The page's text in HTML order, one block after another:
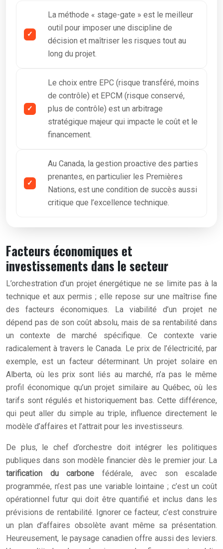
La méthode « stage-gate » est le meilleur
outil pour imposer une discipline de
décision et maîtriser les risques tout au
long du projet.
Le choix entre EPC (risque transféré, moins
de contrôle) et EPCM (risque conservé,
plus de contrôle) est un arbitrage
stratégique majeur qui impacte le coût et le
financement.
Au Canada, la gestion proactive des parties
prenantes, en particulier les Premières
Nations, est une condition de succès aussi
critique que l’excellence technique.
Facteurs économiques et
investissements dans le secteur
L’orchestration d’un projet énergétique ne se limite pas à la
technique et aux permis ; elle repose sur une maîtrise fine
des facteurs économiques. La viabilité d’un projet ne
dépend pas de son coût absolu, mais de sa rentabilité dans
un contexte de marché spécifique. Ce contexte varie
radicalement à travers le Canada. Le prix de l’électricité, par
exemple, est un facteur déterminant. Un projet solaire en
Alberta, où les prix sont liés au marché, n’a pas le même
profil économique qu’un projet similaire au Québec, où les
tarifs sont régulés et historiquement bas. Cette différence,
qui peut aller du simple au triple, influence directement le
modèle d’affaires et l’attrait pour les investisseurs.
De plus, le chef d’orchestre doit intégrer les politiques
publiques dans son modèle financier dès le premier jour. La
tarification du carbone fédérale, avec son escalade
programmée, n’est pas une variable lointaine ; c’est un coût
opérationnel futur qui doit être quantifié et inclus dans les
prévisions de rentabilité. Ignorer ce facteur, c’est construire
un plan d’affaires obsolète avant même sa présentation.
Heureusement, le paysage canadien offre aussi des leviers.